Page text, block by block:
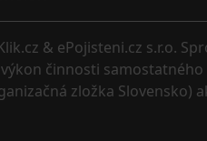
& ePojisteni.cz s.r.o.
činnosti
zložka